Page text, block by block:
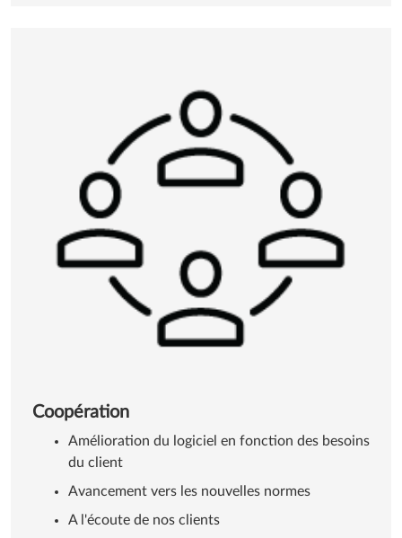
Coopération
Amélioration du logiciel en fonction des besoins
du client
Avancement vers les nouvelles normes
A l'écoute de nos clients